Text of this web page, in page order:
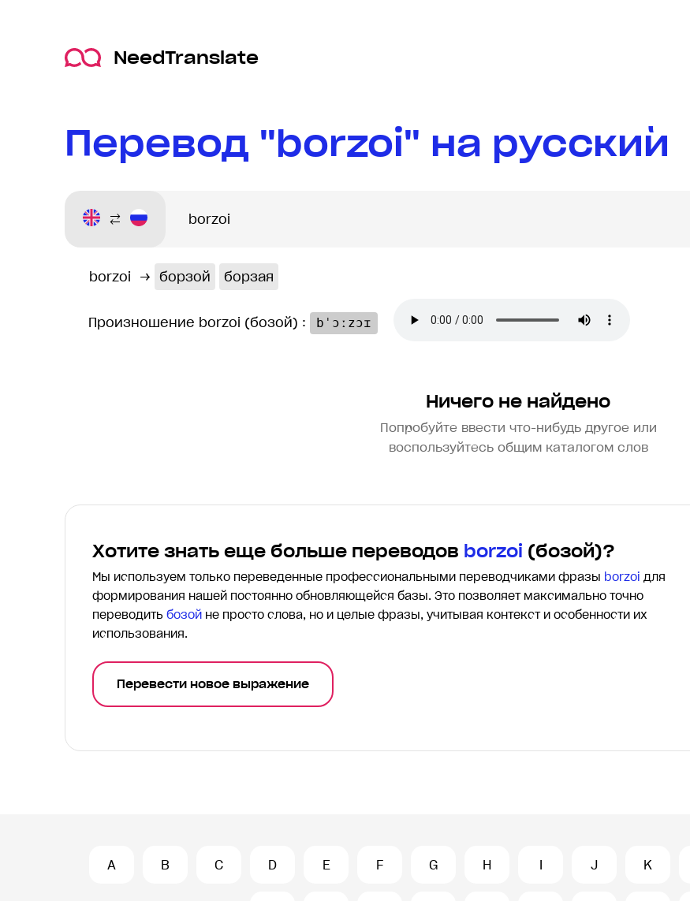
NeedTranslate
Перевод "borzoi" на русский
borzoi → борзой борзая
Произношение borzoi (бозой) : bˈɔːzɔɪ
Ничего не найдено
Попробуйте ввести что-нибудь другое или
воспользуйтесь общим каталогом слов
Хотите знать еще больше переводов borzoi (бозой)?
Мы используем только переведенные профессиональными переводчиками фразы borzoi для
формирования нашей постоянно обновляющейся базы. Это позволяет максимально точно
переводить бозой не просто слова, но и целые фразы, учитывая контекст и особенности их
использования.
Перевести новое выражение
A B C D E F G H I J K